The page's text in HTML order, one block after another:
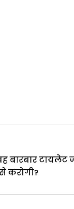
बारबार टायलेट
करोगी?